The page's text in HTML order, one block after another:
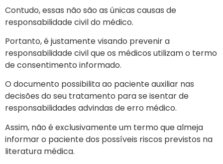
Contudo, essas não são as únicas causas de
responsabilidade civil do médico.
Portanto, é justamente visando prevenir a
responsabilidade civil que os médicos utilizam o termo
de consentimento informado.
O documento possibilita ao paciente auxiliar nas
decisões do seu tratamento para se isentar de
responsabilidades advindas de erro médico.
Assim, não é exclusivamente um termo que almeja
informar o paciente dos possíveis riscos previstos na
literatura médica.